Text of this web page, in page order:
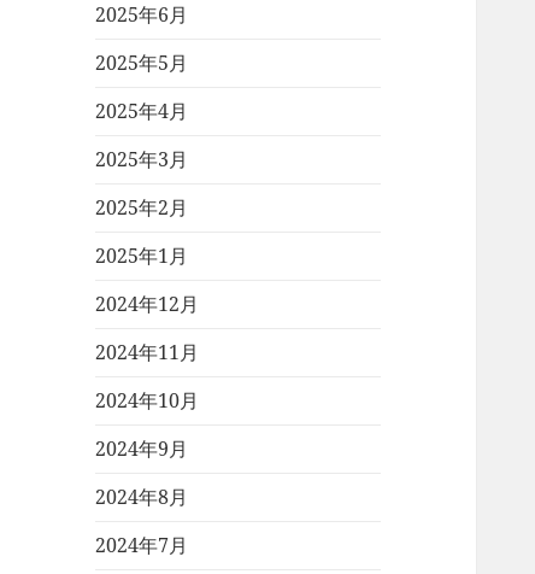
2025年6月
2025年5月
2025年4月
2025年3月
2025年2月
2025年1月
2024年12月
2024年11月
2024年10月
2024年9月
2024年8月
2024年7月